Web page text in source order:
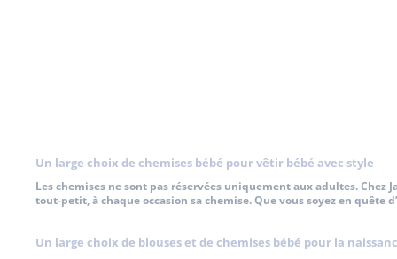
Un large choix de chemises bébé pour vêtir bébé avec style
Les chemises ne sont pas réservées uniquement aux adultes.
tout-petit,à chaque occasion sa chemise.Que vous soyez en quête
Un large choix de blouses et de chemises bébé pour la